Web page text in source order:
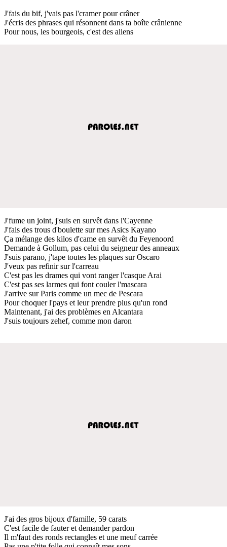
J'fais du bif, j'vais pas l'cramer pour crâner
J'écris des phrases qui résonnent dans ta boîte crânienne
Pour nous, les bourgeois, c'est des aliens
J'fume un joint, j'suis en survêt dans l'Cayenne
J'fais des trous d'boulette sur mes Asics Kayano
Ça mélange des kilos d'came en survêt du Feyenoord
Demande à Gollum, pas celui du seigneur des anneaux
J'suis parano, j'tape toutes les plaques sur Oscaro
J'veux pas refinir sur l'carreau
C'est pas les drames qui vont ranger l'casque Arai
C'est pas ses larmes qui font couler l'mascara
J'arrive sur Paris comme un mec de Pescara
Pour choquer l'pays et leur prendre plus qu'un rond
Maintenant, j'ai des problèmes en Alcantara
J'suis toujours zehef, comme mon daron
J'ai des gros bijoux d'famille, 59 carats
C'est facile de fauter et demander pardon
Il m'faut des ronds rectangles et une meuf carrée